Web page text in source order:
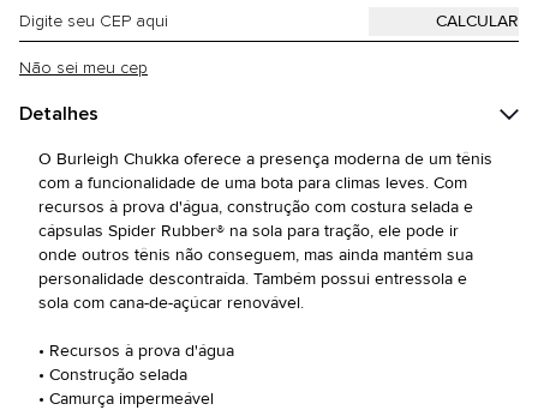
Não sei meu cep
Detalhes
O Burleigh Chukka oferece a presença moderna de um tênis
com a funcionalidade de uma bota para climas leves. Com
recursos à prova d'água, construção com costura selada e
cápsulas Spider Rubber® na sola para tração, ele pode ir
onde outros tênis não conseguem, mas ainda mantém sua
personalidade descontraída. Também possui entressola e
sola com cana-de-açúcar renovável.
• Recursos à prova d'água
• Construção selada
• Camurça impermeável